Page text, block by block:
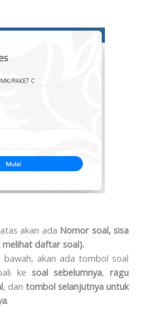
akan ada Nomor soal, sisa
daftar soal).
bawah, akan ada tombol soal
ke soal sebelumnya,ragu
, dan tombol selanjutnya untuk
.